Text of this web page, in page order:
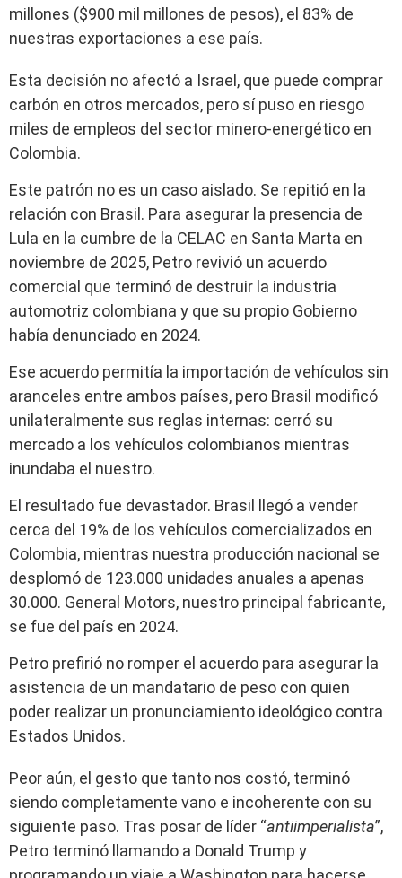
millones ($900 mil millones de pesos), el 83% de
nuestras exportaciones a ese país.
Esta decisión no afectó a Israel, que puede comprar
carbón en otros mercados, pero sí puso en riesgo
miles de empleos del sector minero-energético en
Colombia.
Este patrón no es un caso aislado. Se repitió en la
relación con Brasil. Para asegurar la presencia de
Lula en la cumbre de la CELAC en Santa Marta en
noviembre de 2025, Petro revivió un acuerdo
comercial que terminó de destruir la industria
automotriz colombiana y que su propio Gobierno
había denunciado en 2024.
Ese acuerdo permitía la importación de vehículos sin
aranceles entre ambos países, pero Brasil modificó
unilateralmente sus reglas internas: cerró su
mercado a los vehículos colombianos mientras
inundaba el nuestro.
El resultado fue devastador. Brasil llegó a vender
cerca del 19% de los vehículos comercializados en
Colombia, mientras nuestra producción nacional se
desplomó de 123.000 unidades anuales a apenas
30.000. General Motors, nuestro principal fabricante,
se fue del país en 2024.
Petro prefirió no romper el acuerdo para asegurar la
asistencia de un mandatario de peso con quien
poder realizar un pronunciamiento ideológico contra
Estados Unidos.
Peor aún, el gesto que tanto nos costó, terminó
siendo completamente vano e incoherente con su
siguiente paso. Tras posar de líder “antiimperialista”,
Petro terminó llamando a Donald Trump y